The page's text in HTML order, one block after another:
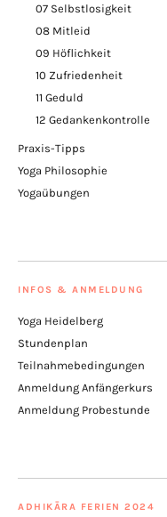
07 Selbstlosigkeit
08 Mitleid
09 Höflichkeit
10 Zufriedenheit
11 Geduld
12 Gedankenkontrolle
Praxis-Tipps
Yoga Philosophie
Yogaübungen
INFOS & ANMELDUNG
Yoga Heidelberg
Stundenplan
Teilnahmebedingungen
Anmeldung Anfängerkurs
Anmeldung Probestunde
ADHIKĀRA FERIEN 2024